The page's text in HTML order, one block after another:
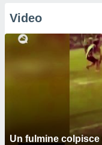
Video
Un fulmine colpisce